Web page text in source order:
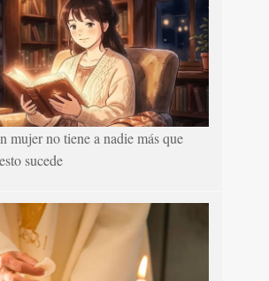
mujer no tiene a nadie más que
sucede